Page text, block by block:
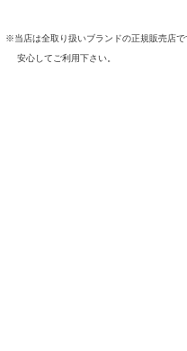
※当店は全取り扱いブランドの正規販売店で
安心してご利用下さい。